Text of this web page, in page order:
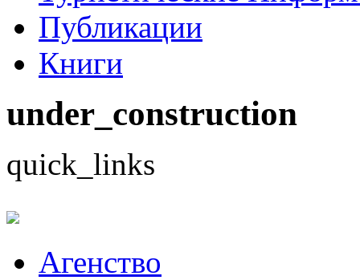
Публикации
Книги
under_construction
quick_links
Aгенство